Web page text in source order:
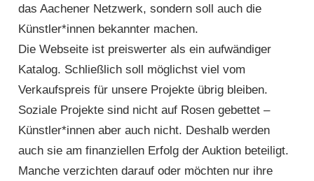
das Aachener Netzwerk, sondern soll auch die
Künstler*innen bekannter machen.
Die Webseite ist preiswerter als ein aufwändiger
Katalog. Schließlich soll möglichst viel vom
Verkaufspreis für unsere Projekte übrig bleiben.
Soziale Projekte sind nicht auf Rosen gebettet –
Künstler*innen aber auch nicht. Deshalb werden
auch sie am finanziellen Erfolg der Auktion beteiligt.
Manche verzichten darauf oder möchten nur ihre